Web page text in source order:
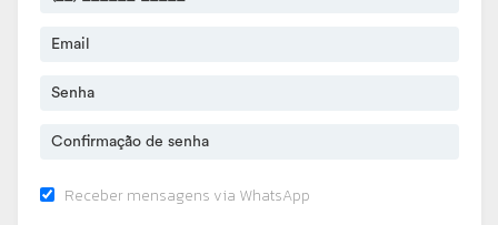
Receber mensagens via WhatsApp